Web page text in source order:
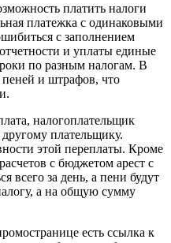
платить налоги
платежка с одинаковыми
с заполнением
и уплаты единые
по разным налогам. В
пеней и штрафов, что
налогоплательщик
плательщику.
этой переплаты. Кроме
с бюджетом арест с
всего за день, а пени будут
а на общую сумму
есть ссылка к